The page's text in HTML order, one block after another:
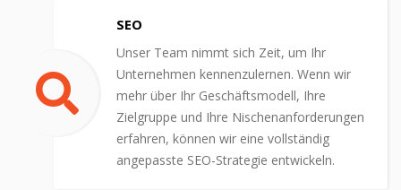
SEO
Unser Team nimmt sich Zeit, um Ihr
Unternehmen kennenzulernen. Wenn wir
mehr über Ihr Geschäftsmodell, Ihre
Zielgruppe und Ihre Nischenanforderungen
erfahren, können wir eine vollständig
angepasste SEO-Strategie entwickeln.